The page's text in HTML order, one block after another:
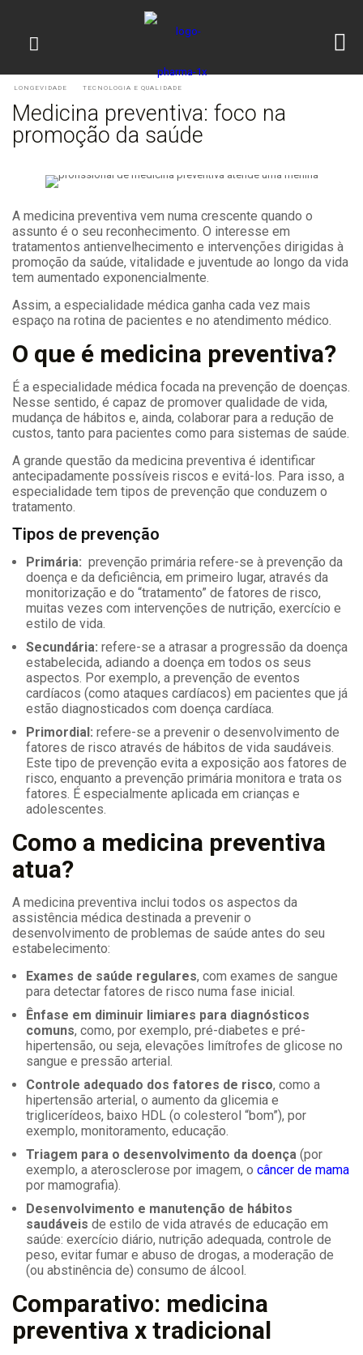
LONGEVIDADE TECNOLOGIA E QUALIDADE
Medicina preventiva: foco na
promoção da saúde
A medicina preventiva vem numa crescente quando o
assunto é o seu reconhecimento. O interesse em
tratamentos antienvelhecimento e intervenções dirigidas à
promoção da saúde, vitalidade e juventude ao longo da vida
tem aumentado exponencialmente.
Assim, a especialidade médica ganha cada vez mais
espaço na rotina de pacientes e no atendimento médico.
O que é medicina preventiva?
É a especialidade médica focada na prevenção de doenças.
Nesse sentido, é capaz de promover qualidade de vida,
mudança de hábitos e, ainda, colaborar para a redução de
custos, tanto para pacientes como para sistemas de saúde.
A grande questão da medicina preventiva é identificar
antecipadamente possíveis riscos e evitá-los. Para isso, a
especialidade tem tipos de prevenção que conduzem o
tratamento.
Tipos de prevenção
Primária: prevenção primária refere-se à prevenção da
doença e da deficiência, em primeiro lugar, através da
monitorização e do “tratamento” de fatores de risco,
muitas vezes com intervenções de nutrição, exercício e
estilo de vida.
Secundária: refere-se a atrasar a progressão da doença
estabelecida, adiando a doença em todos os seus
aspectos. Por exemplo, a prevenção de eventos
cardíacos (como ataques cardíacos) em pacientes que já
estão diagnosticados com doença cardíaca.
Primordial: refere-se a prevenir o desenvolvimento de
fatores de risco através de hábitos de vida saudáveis.
Este tipo de prevenção evita a exposição aos fatores de
risco, enquanto a prevenção primária monitora e trata os
fatores. É especialmente aplicada em crianças e
adolescentes.
Como a medicina preventiva
atua?
A medicina preventiva inclui todos os aspectos da
assistência médica destinada a prevenir o
desenvolvimento de problemas de saúde antes do seu
estabelecimento:
Exames de saúde regulares, com exames de sangue
para detectar fatores de risco numa fase inicial.
Ênfase em diminuir limiares para diagnósticos
comuns, como, por exemplo, pré-diabetes e pré-
hipertensão, ou seja, elevações limítrofes de glicose no
sangue e pressão arterial.
Controle adequado dos fatores de risco, como a
hipertensão arterial, o aumento da glicemia e
triglicerídeos, baixo HDL (o colesterol “bom”), por
exemplo, monitoramento, educação.
Triagem para o desenvolvimento da doença (por
exemplo, a aterosclerose por imagem, o câncer de mama
por mamografia).
Desenvolvimento e manutenção de hábitos
saudáveis ​​de estilo de vida através de educação em
saúde: exercício diário, nutrição adequada, controle de
peso, evitar fumar e abuso de drogas, a moderação de
(ou abstinência de) consumo de álcool.
Comparativo: medicina
preventiva x tradicional